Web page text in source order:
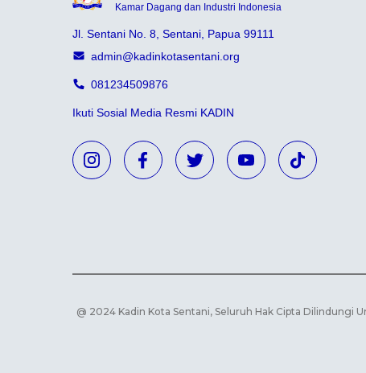
Kamar Dagang dan Industri Indonesia
Jl. Sentani No. 8, Sentani, Papua 99111
admin@kadinkotasentani.org
081234509876
Ikuti Sosial Media Resmi KADIN
@ 2024 Kadin Kota Sentani, Seluruh Hak Cipta Dilindungi